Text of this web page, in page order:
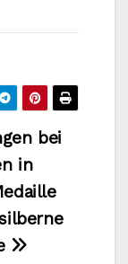
bei
in